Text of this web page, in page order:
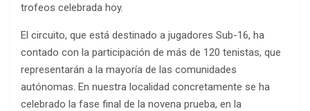
trofeos celebrada hoy.
El circuito, que está destinado a jugadores Sub-16, ha
contado con la participación de más de 120 tenistas, que
representarán a la mayoría de las comunidades
autónomas. En nuestra localidad concretamente se ha
celebrado la fase final de la novena prueba, en la